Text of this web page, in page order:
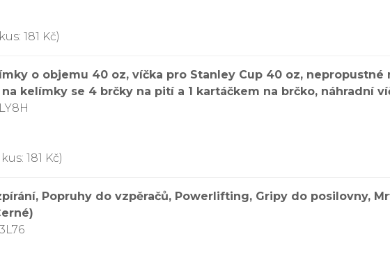
181 Kč)
o objemu 40 oz, víčka pro Stanley Cup 40 oz, nepropustné
kelímky se 4 brčky na pití a 1 kartáčkem na brčko, náhradní
181 Kč)
Popruhy do vzpěračů, Powerlifting, Gripy do posilovny,